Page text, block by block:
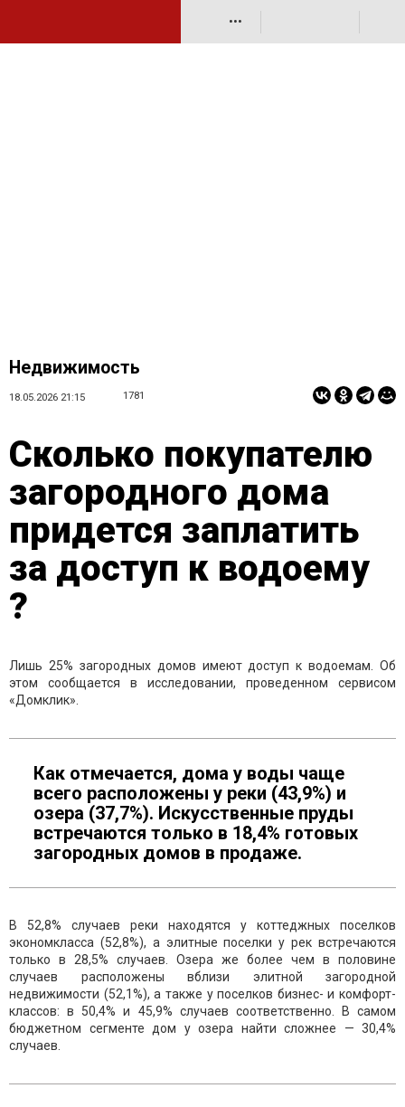
•••
Недвижимость
18.05.2026 21:15 1781
Сколько покупателю
загородного дома
придется заплатить
за доступ к водоему
?
Лишь 25% загородных домов имеют доступ к водоемам. Об
этом сообщается в исследовании, проведенном сервисом
«Домклик».
Как отмечается, дома у воды чаще
всего расположены у реки (43,9%) и
озера (37,7%). Искусственные пруды
встречаются только в 18,4% готовых
загородных домов в продаже.
В 52,8% случаев реки находятся у коттеджных поселков
экономкласса (52,8%), а элитные поселки у рек встречаются
только в 28,5% случаев. Озера же более чем в половине
случаев расположены вблизи элитной загородной
недвижимости (52,1%), а также у поселков бизнес- и комфорт-
классов: в 50,4% и 45,9% случаев соответственно. В самом
бюджетном сегменте дом у озера найти сложнее — 30,4%
случаев.